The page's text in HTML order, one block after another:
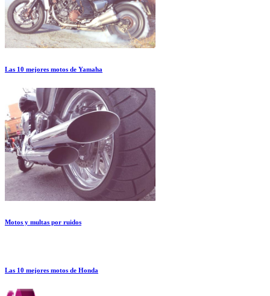
Las 10 mejores motos de Yamaha
Motos y multas por ruidos
Las 10 mejores motos de Honda